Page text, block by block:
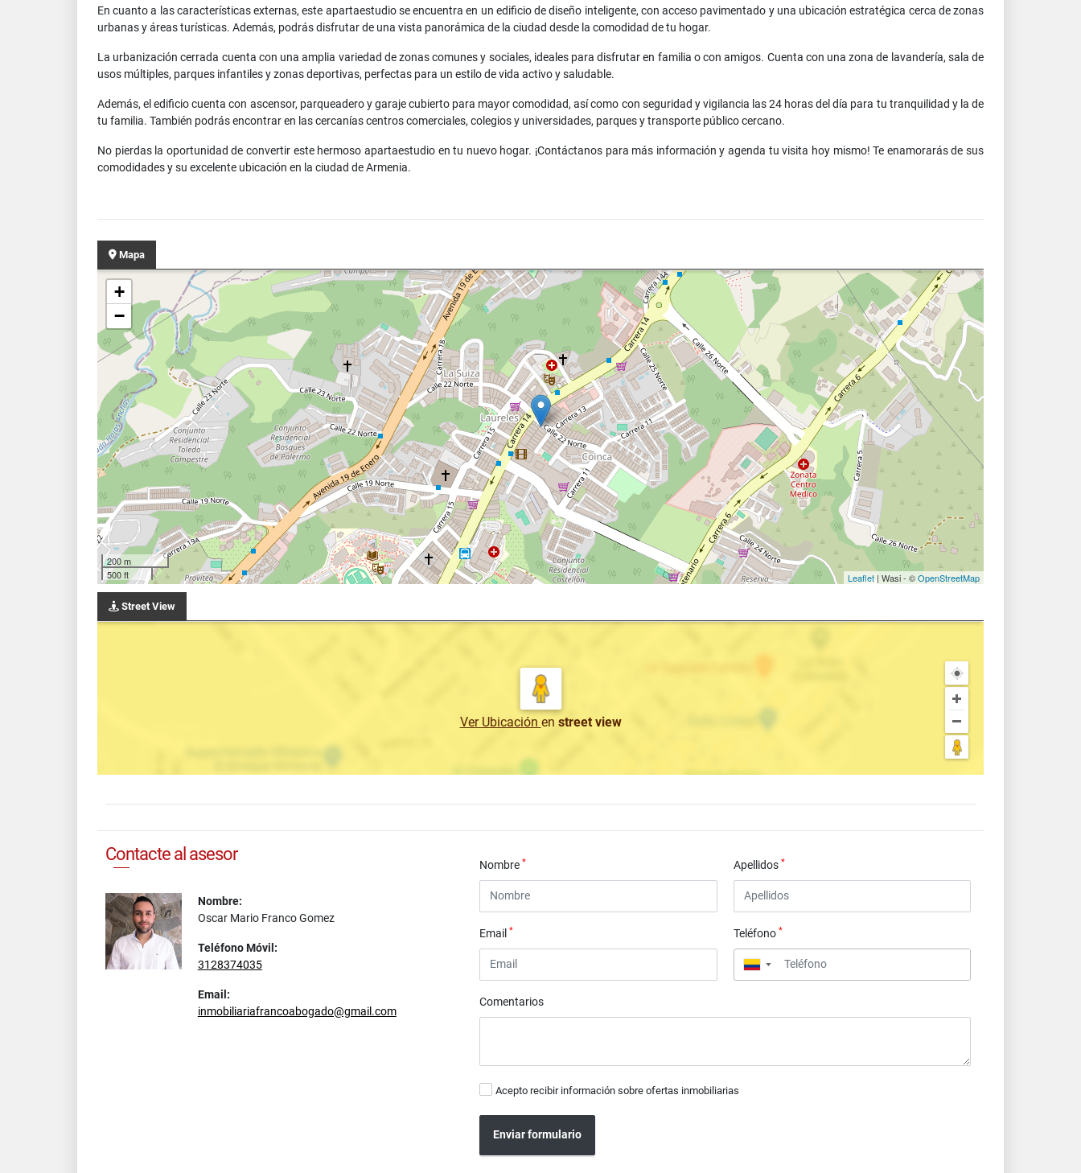
En cuanto a las características externas, este apartaestudio se encuentra en un edificio de diseño inteligente, con acceso pavimentado y una ubicación estratégica cerca de zonas
urbanas y áreas turísticas. Además, podrás disfrutar de una vista panorámica de la ciudad desde la comodidad de tu hogar.
La urbanización cerrada cuenta con una amplia variedad de zonas comunes y sociales, ideales para disfrutar en familia o con amigos. Cuenta con una zona de lavandería, sala de
usos múltiples, parques infantiles y zonas deportivas, perfectas para un estilo de vida activo y saludable.
Además, el edificio cuenta con ascensor, parqueadero y garaje cubierto para mayor comodidad, así como con seguridad y vigilancia las 24 horas del día para tu tranquilidad y la de
tu familia. También podrás encontrar en las cercanías centros comerciales, colegios y universidades, parques y transporte público cercano.
No pierdas la oportunidad de convertir este hermoso apartaestudio en tu nuevo hogar. ¡Contáctanos para más información y agenda tu visita hoy mismo! Te enamorarás de sus
comodidades y su excelente ubicación en la ciudad de Armenia.
Mapa
+
−
200 m
500 ft
Leaflet | Wasi - ©OpenStreetMap
Street View
Ver Ubicación en street view
Contacte al asesor
Nombre:
Oscar Mario Franco Gomez
Teléfono Móvil:
3128374035
Email:
inmobiliariafrancoabogado@gmail.com
Nombre* Apellidos *
Email* Teléfono *
▼
Comentarios
Acepto recibir información sobre ofertas inmobiliarias
Enviar formulario